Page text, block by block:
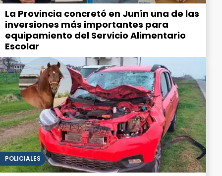
La Provincia concretó en Junín una de las
inversiones más importantes para
equipamiento del Servicio Alimentario
Escolar
POLICIALES